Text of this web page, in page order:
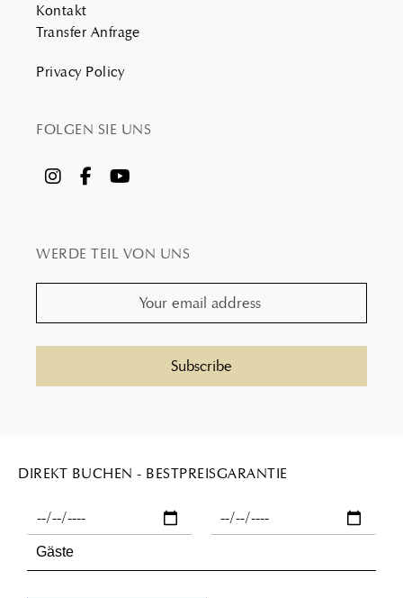
Kontakt
Transfer Anfrage
Privacy Policy
FOLGEN SIE UNS
WERDE TEIL VON UNS
DIREKT BUCHEN - BESTPREISGARANTIE